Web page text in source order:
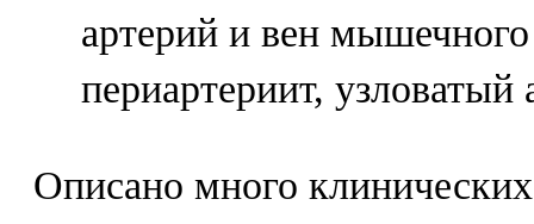
артерий и вен
периартериит, узловатый
Описано много